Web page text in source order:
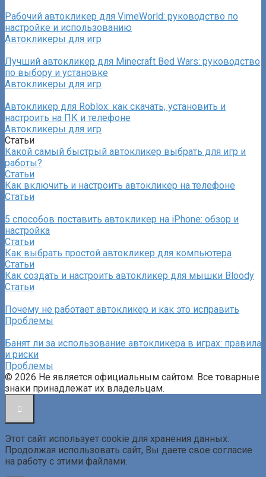
Рабочий автокликер для VimeWorld: руководство по
настройке и использованию
Автокликеры для игр
Лучший автокликер для Minecraft Bed Wars: руководство
по выбору и установке
Автокликеры для игр
Автокликер для Roblox: как скачать, установить и
настроить на ПК и телефоне
Автокликеры для игр
Статьи
Какой самый быстрый автокликер выбрать для игр и
работы?
Статьи
Как включить и настроить автокликер на телефоне
Статьи
5 способов поставить автокликер на iPhone: обзор и
настройка
Статьи
Как выбрать простой автокликер для компьютера
Статьи
Как создать и настроить автокликер для мышки Bloody
Статьи
Почему не работает автокликер и как это исправить
Проблемы
Банят ли за использование автокликера в играх: правила
и риски
Проблемы
© 2026 Не является официальным сайтом. Все товарные
знаки принадлежат их владельцам.
Этот сайт использует cookie для хранения данных.
Продолжая использовать сайт, Вы даете свое согласие
на работу с этими файлами.